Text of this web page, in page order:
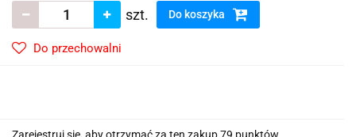
szt. Do koszyka
Do przechowalni